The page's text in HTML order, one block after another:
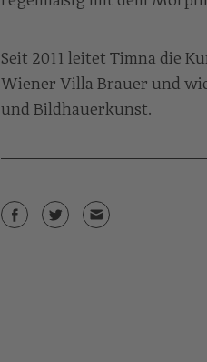
Seit 2011 leitet Timna die
Wiener Villa Brauer und
und Bildhauerkunst.